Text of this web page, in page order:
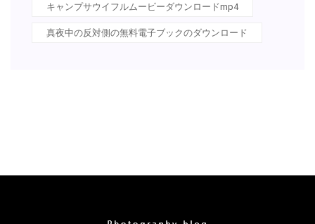
キャンプサウイフルムービーダウンロードmp4
真夜中の反対側の無料電子ブックのダウンロード